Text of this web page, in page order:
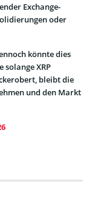
Exchange-
oder
könnte dies
solange XRP
bleibt die
und den Markt